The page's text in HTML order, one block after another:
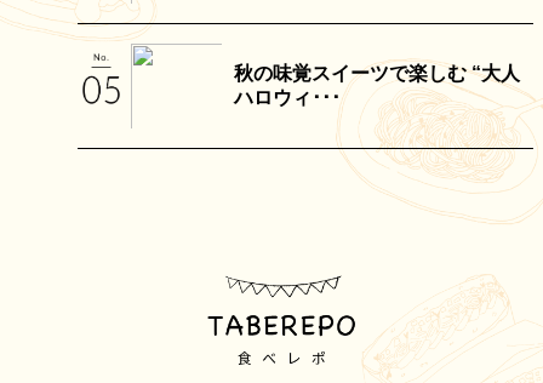
秋の味覚スイーツで楽しむ “大人
ハロウィ･･･